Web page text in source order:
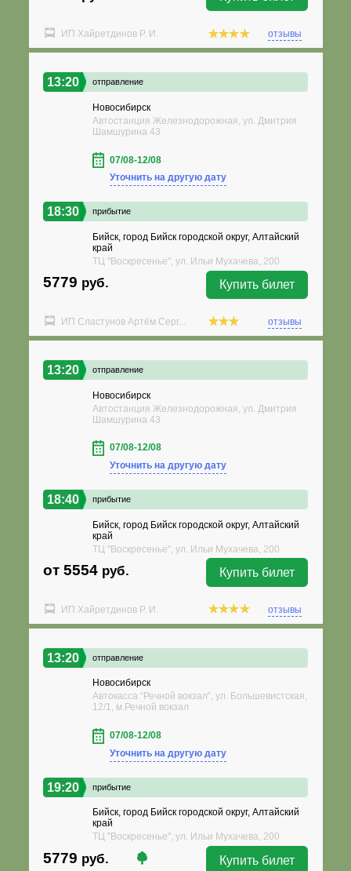
ИП Хайретдинов Р. И. отзывы
13:20 отправление
Новосибирск
Автостанция Железнодорожная, ул. Дмитрия
Шамшурина 43
07/08-12/08
Уточнить на другую дату
18:30 прибытие
Бийск, город Бийск городской округ, Алтайский
край
ТЦ "Воскресенье", ул. Ильи Мухачева, 200
5779 руб. Купить билет
ИП Сластунов Артём Серг... отзывы
13:20 отправление
Новосибирск
Автостанция Железнодорожная, ул. Дмитрия
Шамшурина 43
07/08-12/08
Уточнить на другую дату
18:40 прибытие
Бийск, город Бийск городской округ, Алтайский
край
ТЦ "Воскресенье", ул. Ильи Мухачева, 200
от 5554 руб. Купить билет
ИП Хайретдинов Р. И. отзывы
13:20 отправление
Новосибирск
Автокасса “Речной вокзал”, ул. Большевистская,
12/1, м.Речной вокзал
07/08-12/08
Уточнить на другую дату
19:20 прибытие
Бийск, город Бийск городской округ, Алтайский
край
ТЦ "Воскресенье", ул. Ильи Мухачева, 200
5779 руб. Купить билет